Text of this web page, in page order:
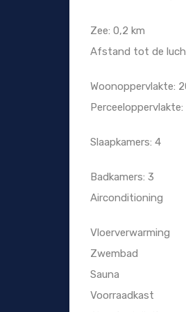
Zee: 0,2 km
Afstand tot de
Woonoppervlakte:
Perceeloppervlakte:
Slaapkamers: 4
Badkamers: 3
Airconditioning
Vloerverwarming
Zwembad
Sauna
Voorraadkast